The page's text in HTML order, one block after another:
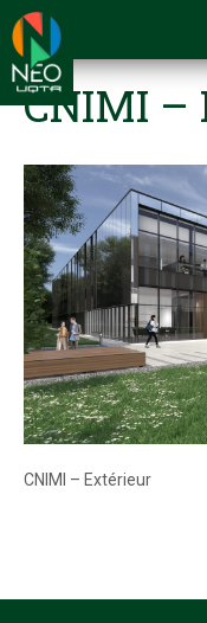
CNIMI –
CNIMI – Extérieur